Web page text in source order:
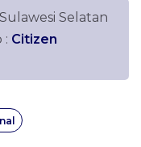
Selatan
: Citizen